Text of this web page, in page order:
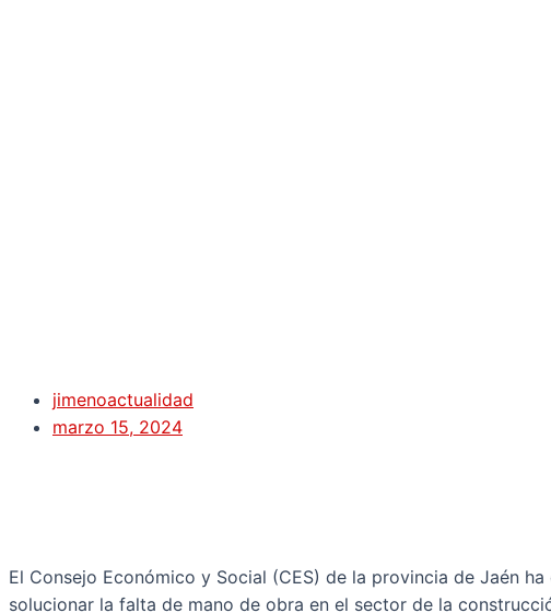
jimenoactualidad
marzo 15, 2024
El Consejo Económico y Social (CES) de la provincia de Jaén
solucionar la falta de mano de obra en el sector de la